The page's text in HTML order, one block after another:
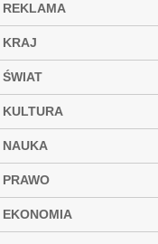
REKLAMA
KRAJ
ŚWIAT
KULTURA
NAUKA
PRAWO
EKONOMIA